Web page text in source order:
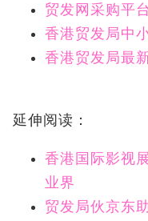
贸发网采购平台
香港贸发局中
香港贸发局最
延伸阅读：
香港国际影视
业界
贸发局伙京东